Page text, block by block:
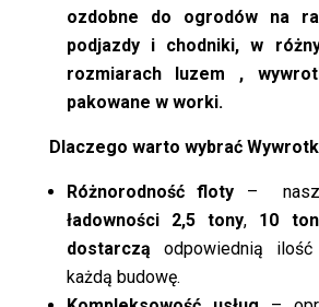
ozdobne do ogrodów na
podjazdy i chodniki, w
rozmiarach luzem ,
pakowane w worki.
Dlaczego warto wybrać
Różnorodność floty –
ładowności 2,5 tony, 10 ton
dostarczą odpowiednią ilość
każdą budowę.